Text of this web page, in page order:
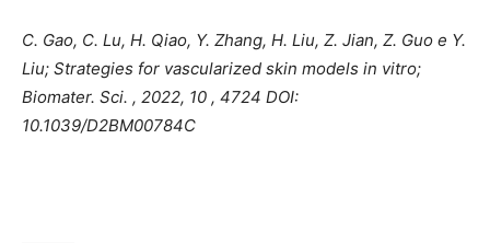
C. Gao, C. Lu, H. Qiao, Y. Zhang, H. Liu, Z. Jian, Z. Guo e Y.
Liu; Strategies for vascularized skin models in vitro;
Biomater. Sci. , 2022, 10 , 4724 DOI:
10.1039/D2BM00784C